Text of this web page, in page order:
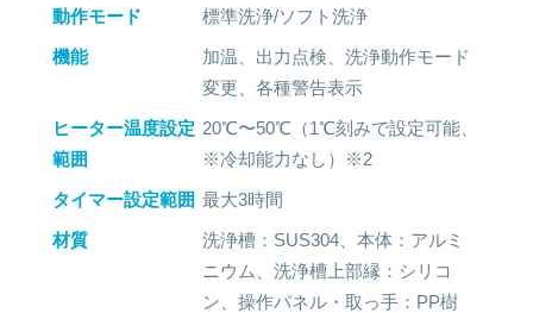
動作モード
標準洗浄/ソフト洗浄
機能
加温、出力点検、洗浄動作モード
変更、各種警告表示
ヒーター温度設定
範囲
20℃〜50℃（1℃刻みで設定可能、
※冷却能力なし）※2
タイマー設定範囲 最大3時間
材質
洗浄槽：SUS304、本体：アルミ
ニウム、洗浄槽上部縁：シリコ
ン、操作パネル・取っ手：PP樹